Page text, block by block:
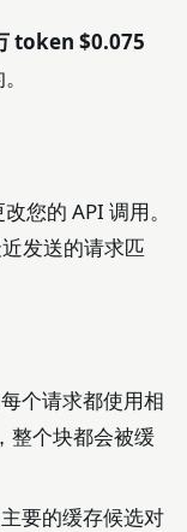
token $0.075
您的 API 调用。
发送的请求匹
个请求都使用相
整个块都会被缓
要的缓存候选对